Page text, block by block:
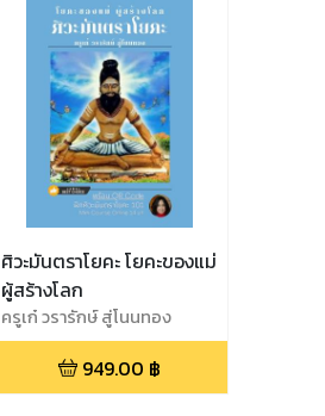
ศิวะมันตราโยคะ โยคะของแม่
ผู้สร้างโลก
ครูเก๋ วรารักษ์ สู่โนนทอง
949.00 ฿